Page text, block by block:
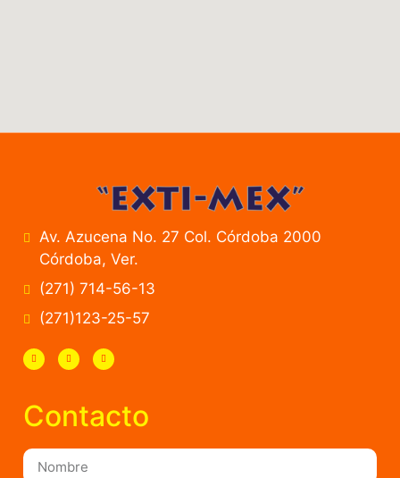
Av. Azucena No. 27 Col. Córdoba 2000
Córdoba, Ver.
(271) 714-56-13
(271)123-25-57
Contacto